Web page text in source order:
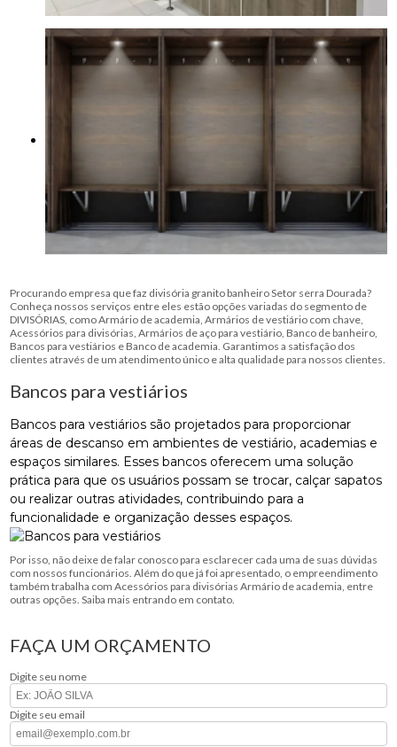
Procurando empresa que faz divisória granito banheiro Setor serra Dourada?
Conheça nossos serviços entre eles estão opções variadas do segmento de
DIVISÓRIAS, como Armário de academia, Armários de vestiário com chave,
Acessórios para divisórias, Armários de aço para vestiário, Banco de banheiro,
Bancos para vestiários e Banco de academia. Garantimos a satisfação dos
clientes através de um atendimento único e alta qualidade para nossos clientes.
Bancos para vestiários
Bancos para vestiários são projetados para proporcionar
áreas de descanso em ambientes de vestiário, academias e
espaços similares. Esses bancos oferecem uma solução
prática para que os usuários possam se trocar, calçar sapatos
ou realizar outras atividades, contribuindo para a
funcionalidade e organização desses espaços.
Por isso, não deixe de falar conosco para esclarecer cada uma de suas dúvidas
com nossos funcionários. Além do que já foi apresentado, o empreendimento
também trabalha com Acessórios para divisórias Armário de academia, entre
outras opções. Saiba mais entrando em contato.
FAÇA UM ORÇAMENTO
Digite seu nome
Digite seu email